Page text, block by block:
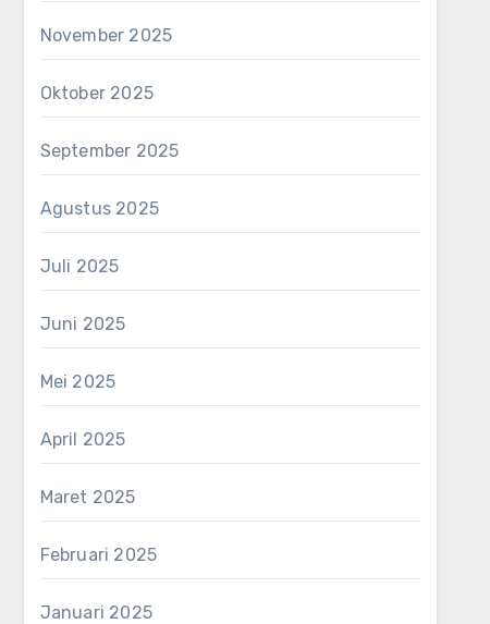
November 2025
Oktober 2025
September 2025
Agustus 2025
Juli 2025
Juni 2025
Mei 2025
April 2025
Maret 2025
Februari 2025
Januari 2025